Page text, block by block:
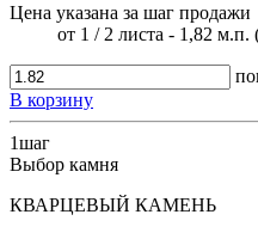
Цена указана за шаг продажи
от 1 / 2 листа - 1,82
В корзину
1шаг
Выбор камня
КВАРЦЕВЫЙ КАМЕНЬ